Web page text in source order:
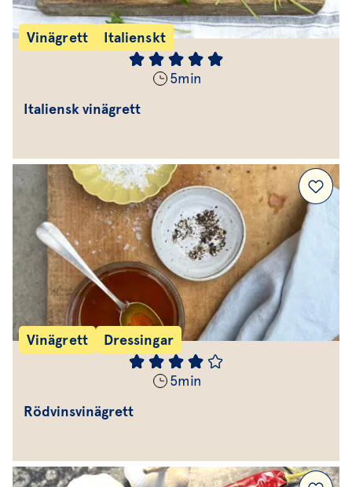
Vinägrett Italienskt
5min
Italiensk vinägrett
Vinägrett Dressingar
5min
Rödvinsvinägrett